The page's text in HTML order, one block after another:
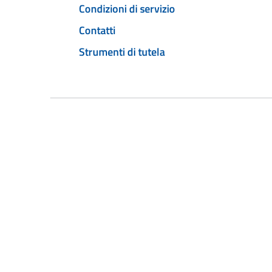
Condizioni di servizio
Contatti
Strumenti di tutela